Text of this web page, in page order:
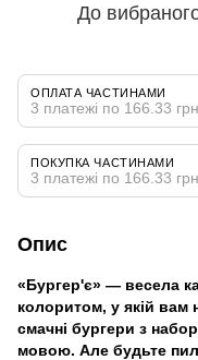
До
ОПЛАТА ЧАСТИНАМИ
3 платежі по 166.33 грн
ПОКУПКА ЧАСТИНАМИ
3 платежі по 166.33 грн
Опис
«Бургер'є» — весела
колоритом, у якій вам
смачні бургери з
мовою. Але будьте